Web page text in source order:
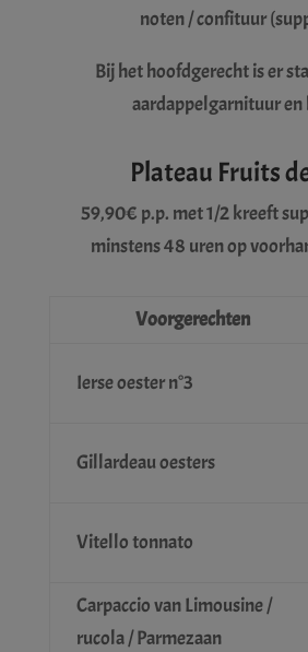
noten / confituur
Bij het hoofdgerecht is er
aardappelgarnituur en
Plateau Fruits
59,90€ p.p. met 1/2 kreeft
minstens 48 uren op
Voorgerechten
Ierse oester n°3
Gillardeau oesters
Vitello tonnato
Carpaccio van Limousine /
rucola / Parmezaan